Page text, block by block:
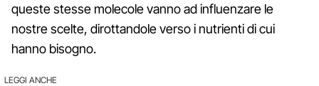
queste stesse molecole vanno ad influenzare le
nostre scelte, dirottandole verso i nutrienti di cui
hanno bisogno.
LEGGI ANCHE